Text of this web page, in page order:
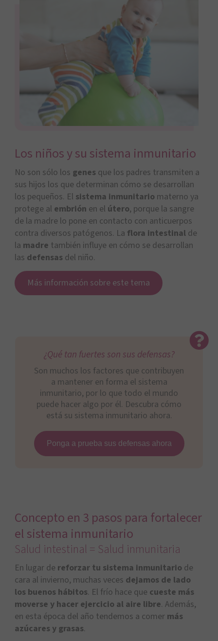
Los niños y su sistema inmunitario
No son sólo los genes que los padres transmiten a
sus hijos los que determinan cómo se desarrollan
los pequeños. El sistema inmunitario materno ya
protege al embrión en el útero, porque la sangre
de la madre lo pone en contacto con anticuerpos
contra diversos patógenos. La flora intestinal de
la madre también influye en cómo se desarrollan
las defensas del niño.
Más información sobre este tema
¿Qué tan fuertes son sus defensas?
Son muchos los factores que contribuyen
a mantener en forma el sistema
inmunitario, por lo que todo el mundo
puede hacer algo por él. Descubra cómo
está su sistema inmunitario ahora.
Ponga a prueba sus defensas ahora
Concepto en 3 pasos para fortalecer
el sistema inmunitario
Salud intestinal = Salud inmunitaria
En lugar de reforzar tu sistema inmunitario de
cara al invierno, muchas veces dejamos de lado
los buenos hábitos. El frío hace que cueste más
moverse y hacer ejercicio al aire libre. Además,
en esta época del año tendemos a comer más
azúcares y grasas.